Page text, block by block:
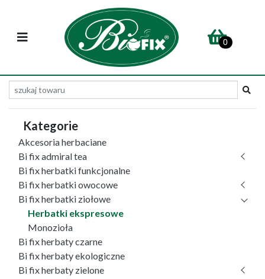
0
Kategorie
Akcesoria herbaciane
Bi fix admiral tea
Bi fix herbatki funkcjonalne
Bi fix herbatki owocowe
Bi fix herbatki ziołowe
Herbatki ekspresowe
Monozioła
Bi fix herbaty czarne
Bi fix herbaty ekologiczne
Bi fix herbaty zielone